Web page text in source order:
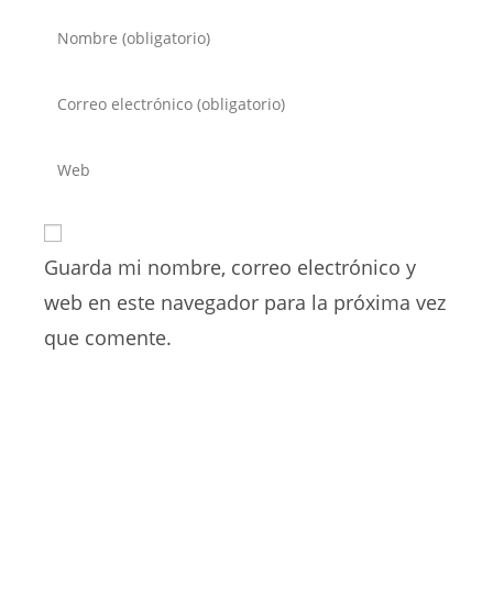
Introduce
de
para
comentar
Introduce
de
electrónico
para
Introduce
de
tu
web
Guarda mi nombre, correo electrónico y
web en este navegador para la próxima vez
que comente.